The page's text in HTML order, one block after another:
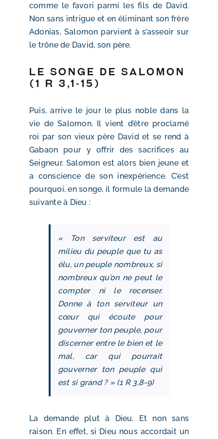
comme le favori parmi les fils de David.
Non sans intrigue et en éliminant son frère
Adonias, Salomon parvient à s’asseoir sur
le trône de David, son père.
Le songe de Salomon
(1 R 3,1-15)
Puis, arrive le jour le plus noble dans la
vie de Salomon. Il vient d’être proclamé
roi par son vieux père David et se rend à
Gabaon pour y offrir des sacrifices au
Seigneur. Salomon est alors bien jeune et
a conscience de son inexpérience. C’est
pourquoi, en songe, il formule la demande
suivante à Dieu :
« Ton serviteur est au
milieu du peuple que tu as
élu, un peuple nombreux, si
nombreux qu’on ne peut le
compter ni le recenser.
Donne à ton serviteur un
cœur qui écoute pour
gouverner ton peuple, pour
discerner entre le bien et le
mal, car qui pourrait
gouverner ton peuple qui
est si grand ? » (1 R 3,8-9)
La demande plut à Dieu. Et non sans
raison. En effet, si Dieu nous accordait un